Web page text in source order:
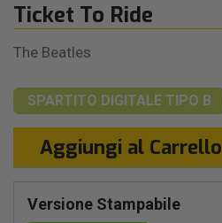
Ticket To Ride
The Beatles
SPARTITO DIGITALE TIPO B
Aggiungi al Carrello
Versione Stampabile